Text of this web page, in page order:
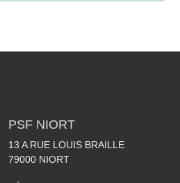
PSF NIORT
13 A RUE LOUIS BRAILLE
79000 NIORT